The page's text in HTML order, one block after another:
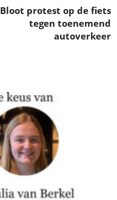
Bloot protest op de fiets
tegen toenemend
autoverkeer